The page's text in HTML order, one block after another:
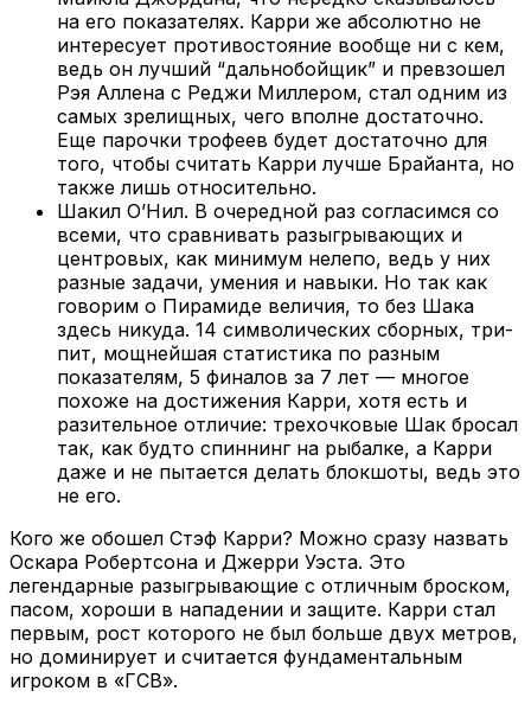
на его показателях. Карри же абсолютно не
интересует противостояние вообще ни с кем,
ведь он лучший “дальнобойщик” и превзошел
Рэя Аллена с Реджи Миллером, стал одним из
самых зрелищных, чего вполне достаточно.
Еще парочки трофеев будет достаточно для
того, чтобы считать Карри лучше Брайанта, но
также лишь относительно.
Шакил О’Нил. В очередной раз согласимся со
всеми, что сравнивать разыгрывающих и
центровых, как минимум нелепо, ведь у них
разные задачи, умения и навыки. Но так как
говорим о Пирамиде величия, то без Шака
здесь никуда. 14 символических сборных, три-
пит, мощнейшая статистика по разным
показателям, 5 финалов за 7 лет — многое
похоже на достижения Карри, хотя есть и
разительное отличие: трехочковые Шак бросал
так, как будто спиннинг на рыбалке, а Карри
даже и не пытается делать блокшоты, ведь это
не его.
Кого же обошел Стэф Карри? Можно сразу назвать
Оскара Робертсона и Джерри Уэста. Это
легендарные разыгрывающие с отличным броском,
пасом, хороши в нападении и защите. Карри стал
первым, рост которого не был больше двух метров,
но доминирует и считается фундаментальным
игроком в «ГСВ».